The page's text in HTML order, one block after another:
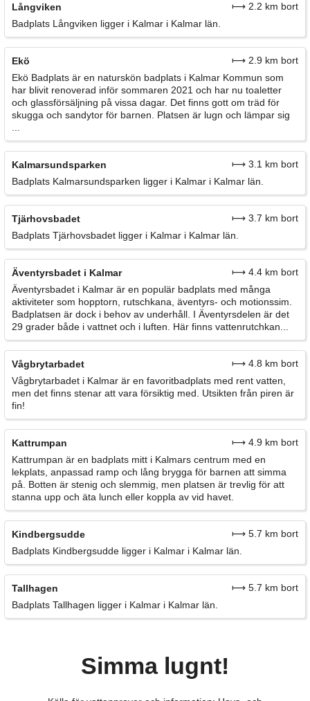
Långviken
⟼ 2.2 km bort
Badplats Långviken ligger i Kalmar i Kalmar län.
Ekö
⟼ 2.9 km bort
Ekö Badplats är en naturskön badplats i Kalmar Kommun som
har blivit renoverad inför sommaren 2021 och har nu toaletter
och glassförsäljning på vissa dagar. Det finns gott om träd för
skugga och sandytor för barnen. Platsen är lugn och lämpar sig
Kalmarsundsparken
⟼ 3.1 km bort
Badplats Kalmarsundsparken ligger i Kalmar i Kalmar län.
Tjärhovsbadet
⟼ 3.7 km bort
Badplats Tjärhovsbadet ligger i Kalmar i Kalmar län.
Äventyrsbadet i Kalmar
⟼ 4.4 km bort
Äventyrsbadet i Kalmar är en populär badplats med många
aktiviteter som hopptorn, rutschkana, äventyrs- och motionssim.
Badplatsen är dock i behov av underhåll. I Äventyrsdelen är det
29 grader både i vattnet och i luften. Här finns vattenrutchkan...
Vågbrytarbadet
⟼ 4.8 km bort
Vågbrytarbadet i Kalmar är en favoritbadplats med rent vatten,
men det finns stenar att vara försiktig med. Utsikten från piren är
fin!
Kattrumpan
⟼ 4.9 km bort
Kattrumpan är en badplats mitt i Kalmars centrum med en
lekplats, anpassad ramp och lång brygga för barnen att simma
på. Botten är stenig och slemmig, men platsen är trevlig för att
stanna upp och äta lunch eller koppla av vid havet.
Kindbergsudde
⟼ 5.7 km bort
Badplats Kindbergsudde ligger i Kalmar i Kalmar län.
Tallhagen
⟼ 5.7 km bort
Badplats Tallhagen ligger i Kalmar i Kalmar län.
Simma lugnt!